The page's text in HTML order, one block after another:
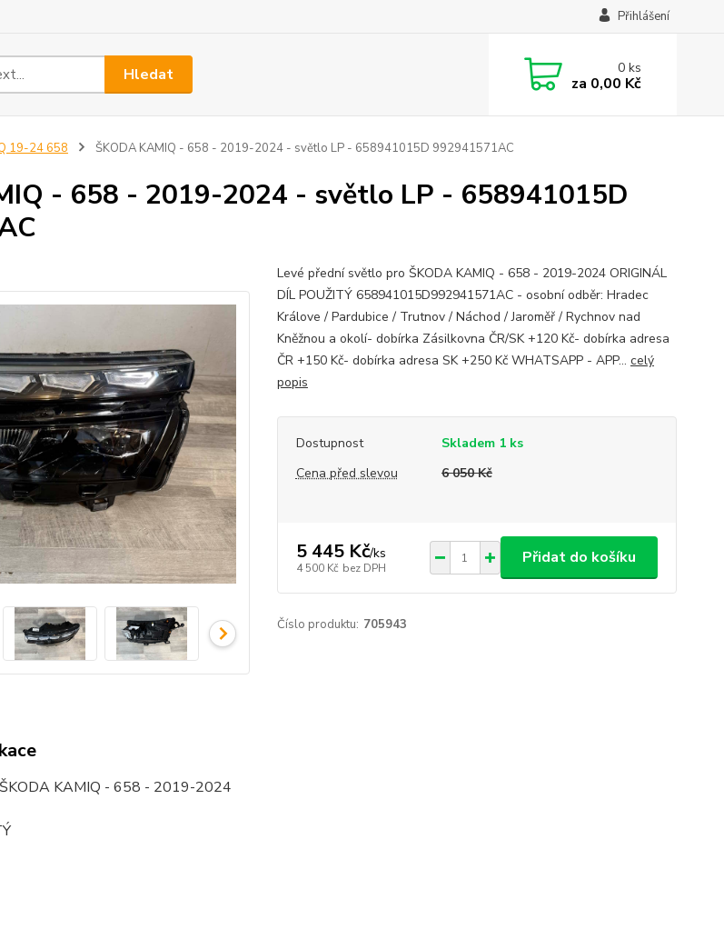
Přihlášení
Hledat 0ks
za 0,00 Kč
19-24 658 ŠKODA KAMIQ - 658 - 2019-2024 - světlo LP - 658941015D 992941571AC
- 658 - 2019-2024 - světlo LP - 658941015D
Levé přední světlo pro ŠKODA KAMIQ - 658 - 2019-2024 ORIGINÁL
DÍL POUŽITÝ 658941015D992941571AC - osobní odběr: Hradec
Králove / Pardubice / Trutnov / Náchod / Jaroměř / Rychnov nad
Kněžnou a okolí- dobírka Zásilkovna ČR/SK +120 Kč- dobírka adresa
ČR +150 Kč- dobírka adresa SK +250 Kč WHATSAPP - APP... celý
popis
Dostupnost
Skladem 1 ks
Cena před slevou
6 050 Kč
5 445 Kč/ks
4 500 Kč bez DPH
Přidat do košíku
Číslo produktu: 705943
KAMIQ - 658 - 2019-2024